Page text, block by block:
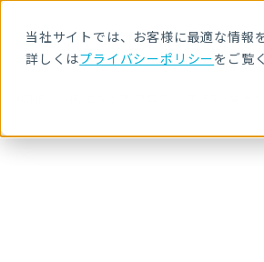
当社サイトでは、お客様に最適な情報
詳しくはプライバシーポリシーをご覧